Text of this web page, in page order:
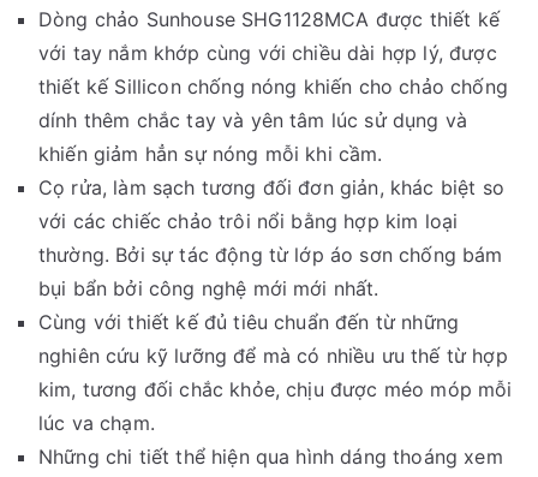
Dòng chảo Sunhouse SHG1128MCA được thiết kế
với tay nắm khớp cùng với chiều dài hợp lý, được
thiết kế Sillicon chống nóng khiến cho chảo chống
dính thêm chắc tay và yên tâm lúc sử dụng và
khiến giảm hẳn sự nóng mỗi khi cầm.
Cọ rửa, làm sạch tương đối đơn giản, khác biệt so
với các chiếc chảo trôi nổi bằng hợp kim loại
thường. Bởi sự tác động từ lớp áo sơn chống bám
bụi bẩn bởi công nghệ mới mới nhất.
Cùng với thiết kế đủ tiêu chuẩn đến từ những
nghiên cứu kỹ lưỡng để mà có nhiều ưu thế từ hợp
kim, tương đối chắc khỏe, chịu được méo móp mỗi
lúc va chạm.
Những chi tiết thể hiện qua hình dáng thoáng xem